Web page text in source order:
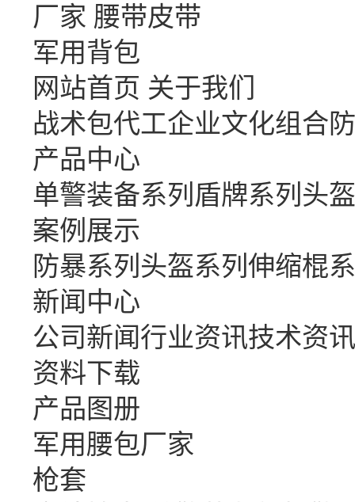
厂家 腰带皮带
军用背包
网站首页 关于我们
战术包代工企业文化组合
产品中心
单警装备系列 盾牌系列 头
案例展示
防暴系列 头盔系列 伸缩棍
新闻中心
公司新闻行业资讯技术资讯
资料下载
产品图册
军用腰包厂家
枪套